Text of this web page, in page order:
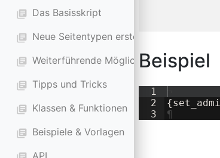
library_books Das Basisskript
library_books Neue Seitentypen erstellen
library_books Weiterführende Möglichkeiten
library_books Tipps und Tricks
library_books Klassen & Funktionen
library_books Beispiele & Vorlagen
API
Beispiel
1
2
3
{
¶